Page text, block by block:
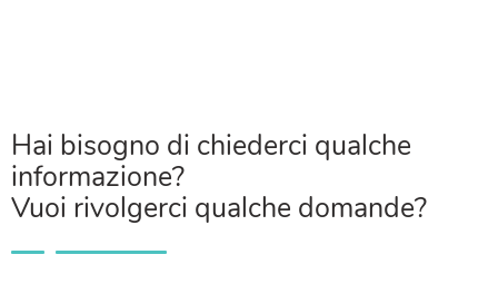
Hai bisogno di chiederci qualche
informazione?
Vuoi rivolgerci qualche domande?